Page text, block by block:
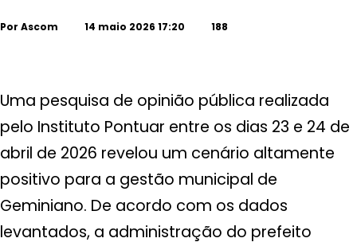
Por Ascom 14 maio 2026 17:20 188
Uma pesquisa de opinião pública realizada
pelo Instituto Pontuar entre os dias 23 e 24 de
abril de 2026 revelou um cenário altamente
positivo para a gestão municipal de
Geminiano. De acordo com os dados
levantados, a administração do prefeito